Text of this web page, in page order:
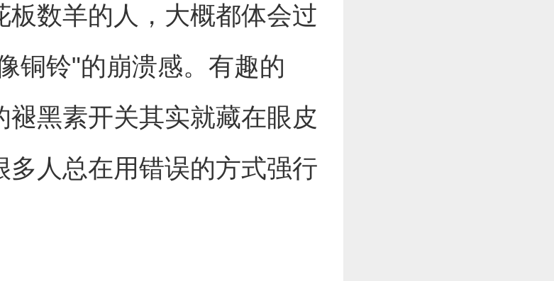
板数羊的人，大概都体会过
铜铃"的崩溃感。有趣的
褪黑素开关其实就藏在眼皮
人总在用错误的方式强行